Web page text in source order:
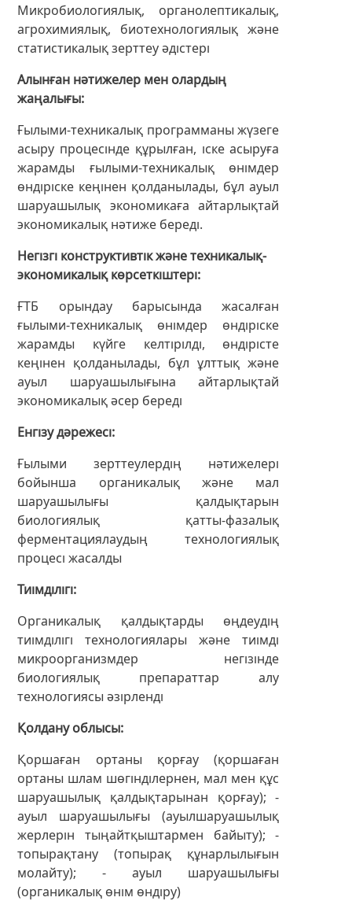
Микробиологиялық, органолептикалық,
агрохимиялық, биотехнологиялық және
статистикалық зерттеу әдістері
Алынған нәтижелер мен олардың
жаңалығы
Ғылыми-техникалық программаны жүзеге
асыру процесінде құрылған, іске асыруға
жарамды ғылыми-техникалық өнімдер
өндіріске кеңінен қолданылады, бұл ауыл
шаруашылық экономикаға айтарлықтай
экономикалық нәтиже береді.
Негізгі конструктивтік және техникалық-
экономикалық көрсеткіштері
ҒТБ орындау барысында жасалған
ғылыми-техникалық өнімдер өндіріске
жарамды күйге келтірілді, өндірісте
кеңінен қолданылады, бұл ұлттық және
ауыл шаруашылығына айтарлықтай
экономикалық әсер береді
Енгізу дәрежесі
Ғылыми зерттеулердің нәтижелері
бойынша органикалық және мал
шаруашылығы қалдықтарын
биологиялық қатты-фазалық
ферментациялаудың технологиялық
процесі жасалды
Тиімділігі
Органикалық қалдықтарды өңдеудің
тиімділігі технологиялары және тиімді
микроорганизмдер негізінде
биологиялық препараттар алу
технологиясы әзірленді
Қолдану облысы
Қоршаған ортаны қорғау (қоршаған
ортаны шлам шөгінділернен, мал мен құс
шаруашылық қалдықтарынан қорғау); -
ауыл шаруашылығы (ауылшаруашылық
жерлерін тыңайтқыштармен байыту); -
топырақтану (топырақ құнарлылығын
молайту); - ауыл шаруашылығы
(органикалық өнім өндіру)